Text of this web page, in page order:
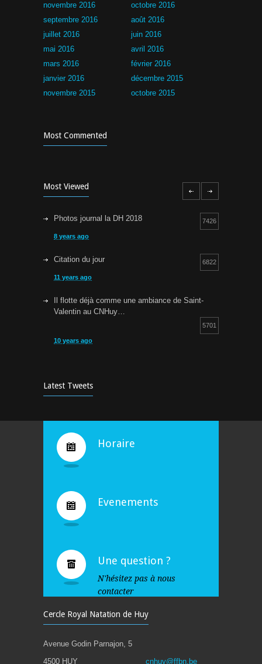
novembre 2016
octobre 2016
septembre 2016
août 2016
juillet 2016
juin 2016
mai 2016
avril 2016
mars 2016
février 2016
janvier 2016
décembre 2015
novembre 2015
octobre 2015
Most Commented
Most Viewed
Photos journal la DH 2018 7426
8 years ago
Citation du jour 6822
11 years ago
Il flotte déjà comme une ambiance de Saint-
Valentin au CNHuy…
5701
10 years ago
9 years ago
10 years ago
Latest Tweets
Horaire
Evenements
Une question ?
N'hésitez pas à nous
contacter
Cercle Royal Natation de Huy
Avenue Godin Parnajon, 5
4500 HUY
cnhuy@ffbn.be